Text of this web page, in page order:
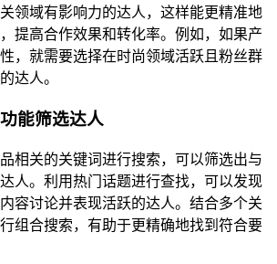
领域有影响力的达人，这样能更精准地
提高合作效果和转化率。例如，如果产
，就需要选择在时尚领域活跃且粉丝群
达人。
能筛选达人
相关的关键词进行搜索，可以筛选出与
人。利用热门话题进行查找，可以发现
容讨论并表现活跃的达人。结合多个关
组合搜索，有助于更精确地找到符合要